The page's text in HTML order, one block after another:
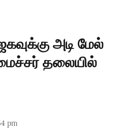
அடி மேல்
தலையில்
pm